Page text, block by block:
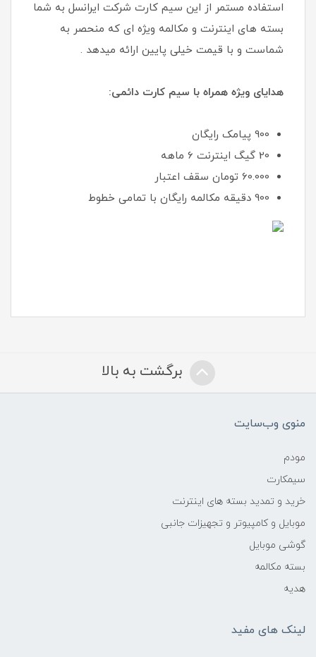
استفاده مستمر از این سیم کارت شرکت ایرانسل به شما
بسته های اینترنت و مکالمه ویژه ای که منحصر به
شماست و با قیمت خیلی پایین ارائه میدهد .
هدایای ویژه همراه با سیم کارت دائمی:
900 پیامک رایگان
20 گیگ اینترنت 6 ماهه
60.000 تومان سقف اعتبار
900 دقیقه مکالمه رایگان با تمامی خطوط
برگشت به بالا
منوی وب‌سایت
مودم
سیمکارت
خرید و تمدید بسته های اینترنت
موبایل و کامپیوتر و تجهیزات جانبی
گوشی موبایل
بسته مکالمه
هدیه
لینک های مفید